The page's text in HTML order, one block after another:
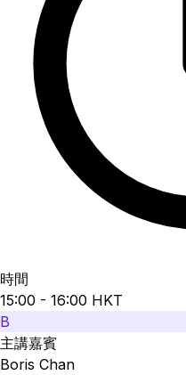
時間
15:00 - 16:00 HKT
B
主講嘉賓
Boris Chan